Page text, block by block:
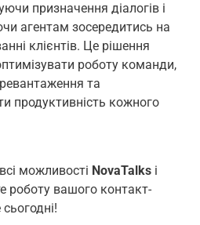
призначення діалогів і
агентам зосередитись на
клієнтів. Це рішення
роботу команди,
та
продуктивність кожного
можливості NovaTalks і
роботу вашого контакт-